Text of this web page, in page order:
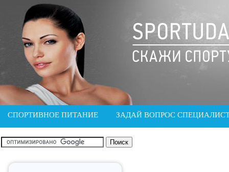
СПОРТИВНОЕ ПИТАНИЕ ЗАДАЙ ВОПРОС